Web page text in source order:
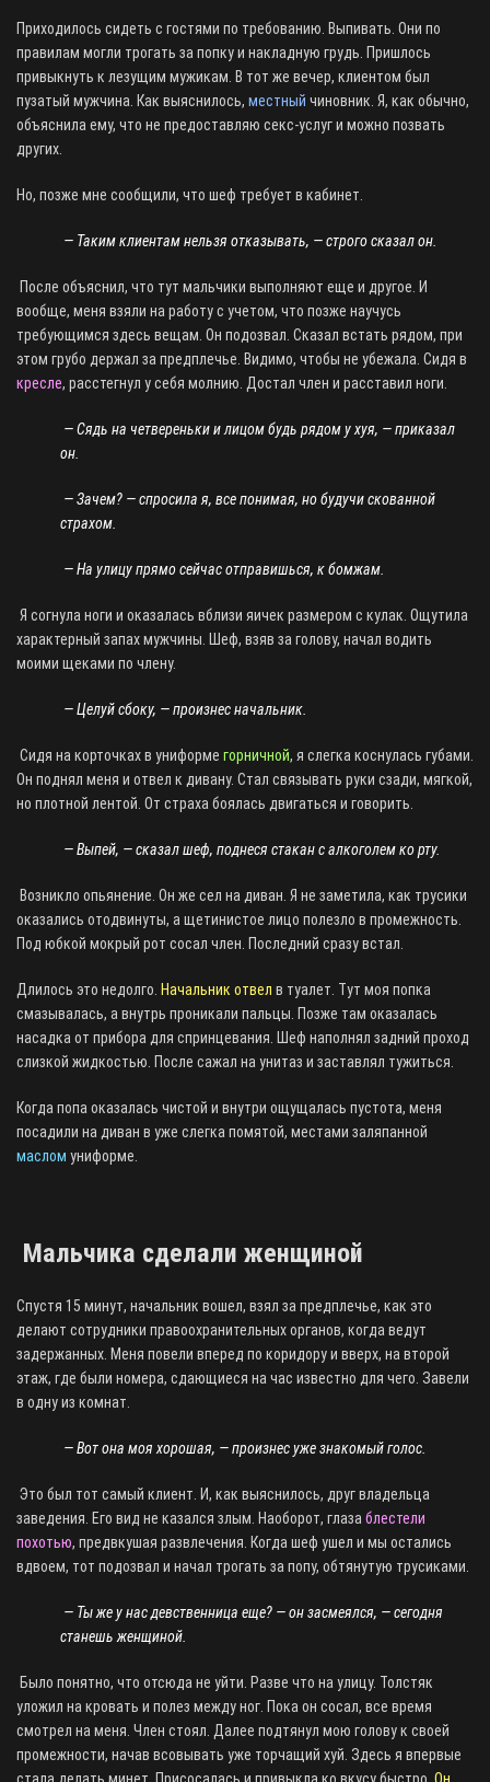
Приходилось сидеть с гостями по требованию. Выпивать. Они по
правилам могли трогать за попку и накладную грудь. Пришлось
привыкнуть к лезущим мужикам. В тот же вечер, клиентом был
пузатый мужчина. Как выяснилось, местный чиновник. Я, как обычно,
объяснила ему, что не предоставляю секс-услуг и можно позвать
других.
Но, позже мне сообщили, что шеф требует в кабинет.
— Таким клиентам нельзя отказывать, — строго сказал он.
После объяснил, что тут мальчики выполняют еще и другое. И
вообще, меня взяли на работу с учетом, что позже научусь
требующимся здесь вещам. Он подозвал. Сказал встать рядом, при
этом грубо держал за предплечье. Видимо, чтобы не убежала. Сидя в
кресле, расстегнул у себя молнию. Достал член и расставил ноги.
— Сядь на четвереньки и лицом будь рядом у хуя, — приказал
он.
— Зачем? — спросила я, все понимая, но будучи скованной
страхом.
— На улицу прямо сейчас отправишься, к бомжам.
Я согнула ноги и оказалась вблизи яичек размером с кулак. Ощутила
характерный запах мужчины. Шеф, взяв за голову, начал водить
моими щеками по члену.
— Целуй сбоку, — произнес начальник.
Сидя на корточках в униформе горничной, я слегка коснулась губами.
Он поднял меня и отвел к дивану. Стал связывать руки сзади, мягкой,
но плотной лентой. От страха боялась двигаться и говорить.
— Выпей, — сказал шеф, поднеся стакан с алкоголем ко рту.
Возникло опьянение. Он же сел на диван. Я не заметила, как трусики
оказались отодвинуты, а щетинистое лицо полезло в промежность.
Под юбкой мокрый рот сосал член. Последний сразу встал.
Длилось это недолго. Начальник отвел в туалет. Тут моя попка
смазывалась, а внутрь проникали пальцы. Позже там оказалась
насадка от прибора для спринцевания. Шеф наполнял задний проход
слизкой жидкостью. После сажал на унитаз и заставлял тужиться.
Когда попа оказалась чистой и внутри ощущалась пустота, меня
посадили на диван в уже слегка помятой, местами заляпанной
маслом униформе.
Мальчика сделали женщиной
Спустя 15 минут, начальник вошел, взял за предплечье, как это
делают сотрудники правоохранительных органов, когда ведут
задержанных. Меня повели вперед по коридору и вверх, на второй
этаж, где были номера, сдающиеся на час известно для чего. Завели
в одну из комнат.
— Вот она моя хорошая, — произнес уже знакомый голос.
Это был тот самый клиент. И, как выяснилось, друг владельца
заведения. Его вид не казался злым. Наоборот, глаза блестели
похотью, предвкушая развлечения. Когда шеф ушел и мы остались
вдвоем, тот подозвал и начал трогать за попу, обтянутую трусиками.
— Ты же у нас девственница еще? — он засмеялся, — сегодня
станешь женщиной.
Было понятно, что отсюда не уйти. Разве что на улицу. Толстяк
уложил на кровать и полез между ног. Пока он сосал, все время
смотрел на меня. Член стоял. Далее подтянул мою голову к своей
промежности, начав всовывать уже торчащий хуй. Здесь я впервые